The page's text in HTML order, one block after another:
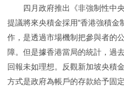
四月政府推出《非強制性中央
提議將來央積金採用“香港強積金
作，是透過市場機制把參與者的
障。但是據香港當局的統計，過
回報未如理想。反觀新加坡央積
方式是政府為帳戶的存款給予固